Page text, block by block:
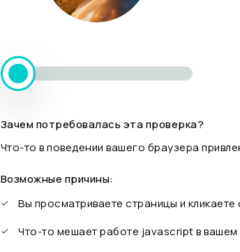
Зачем потребовалась эта проверка?
Что-то в поведении вашего браузера
Возможные причины:
Вы просматриваете страницы и
Что-то мешает работе javascript в вашем